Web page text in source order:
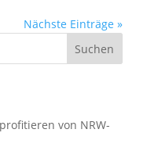
Nächste Einträge »
Suchen
von NRW-